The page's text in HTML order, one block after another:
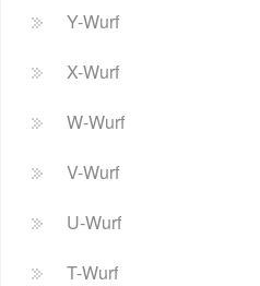
Y-Wurf
X-Wurf
W-Wurf
V-Wurf
U-Wurf
T-Wurf